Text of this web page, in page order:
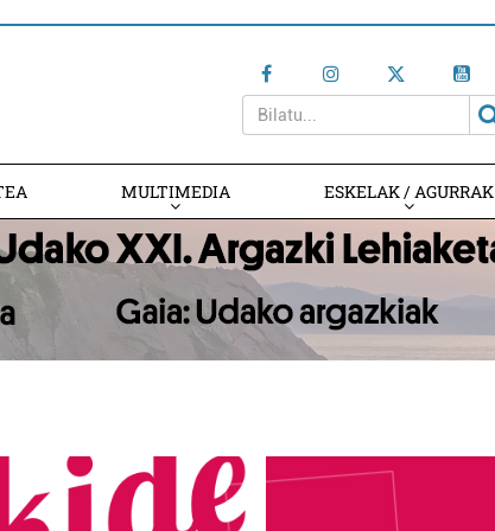
MULTIMEDIA ESKELAK / AGURRAK